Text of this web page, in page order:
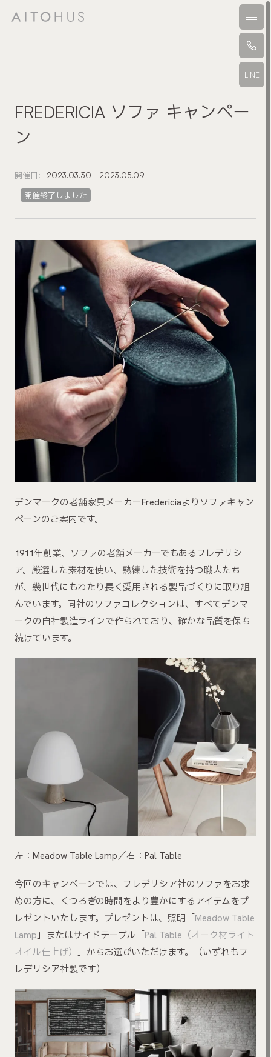
メ
LINE
FREDERICIA ソファ キャンペー
ン
開催日: 2023.03.30 - 2023.05.09
開催終了しました
デンマークの老舗家具メーカーFredericiaよりソファキャン
ペーンのご案内です。
1911年創業、ソファの老舗メーカーでもあるフレデリシ
ア。厳選した素材を使い、熟練した技術を持つ職人たち
が、幾世代にもわたり長く愛用される製品づくりに取り組
んでいます。同社のソファコレクションは、すべてデンマ
ークの自社製造ラインで作られており、確かな品質を保ち
続けています。
左：Meadow Table Lamp／右：Pal Table
今回のキャンペーンでは、フレデリシア社のソファをお求
めの方に、くつろぎの時間をより豊かにするアイテムをプ
レゼントいたします。プレゼントは、照明「 Meadow Table
Lamp」またはサイドテーブル「 Pal Table（オーク材ライト
オイル仕上げ） 」からお選びいただけます。（いずれもフ
レデリシア社製です）